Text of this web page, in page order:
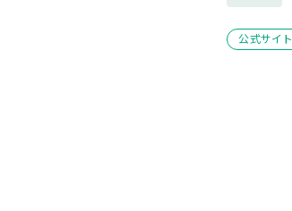
公式サイト